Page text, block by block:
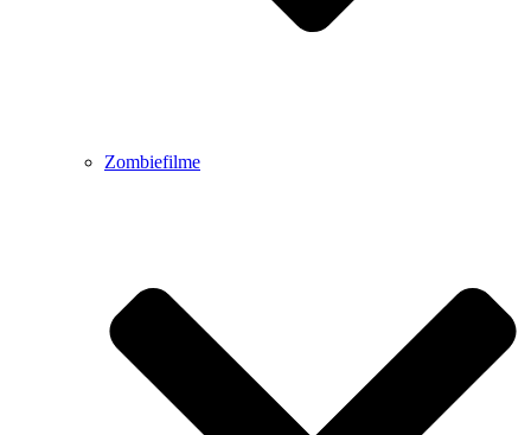
Zombiefilme